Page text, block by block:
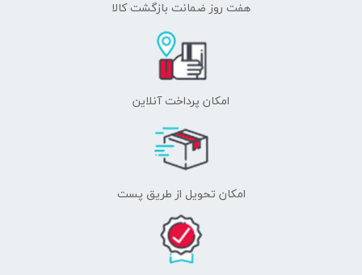
هفت روز ضمانت بازگشت کالا
امکان پرداخت آنلاین
اﻣﮑﺎن ﺗﺤﻮﯾﻞ از طریق پست